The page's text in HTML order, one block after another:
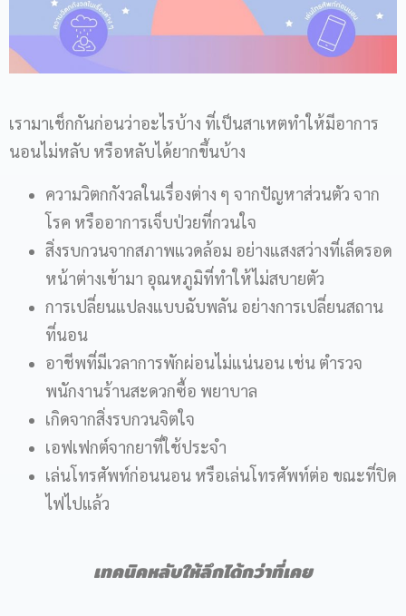
เรามาเช็กกันก่อนว่าอะไรบ้าง ที่เป็นสาเหตทำให้มีอาการ
นอนไม่หลับ หรือหลับได้ยากขึ้นบ้าง
ความวิตกกังวลในเรื่องต่าง ๆ จากปัญหาส่วนตัว จาก
โรค หรืออาการเจ็บป่วยที่กวนใจ
สิ่งรบกวนจากสภาพแวดล้อม อย่างแสงสว่างที่เล็ดรอด
หน้าต่างเข้ามา อุณหภูมิที่ทำให้ไม่สบายตัว
การเปลี่ยนแปลงแบบฉับพลัน อย่างการเปลี่ยนสถาน
ที่นอน
อาชีพที่มีเวลาการพักผ่อนไม่แน่นอน เช่น ตำรวจ
พนักงานร้านสะดวกซื้อ พยาบาล
เกิดจากสิ่งรบกวนจิตใจ
เอฟเฟกต์จากยาที่ใช้ประจำ
เล่นโทรศัพท์ก่อนนอน หรือเล่นโทรศัพท์ต่อ ขณะที่ปิด
ไฟไปแล้ว
เทคนิคหลับให้ลึกได้กว่าที่เคย